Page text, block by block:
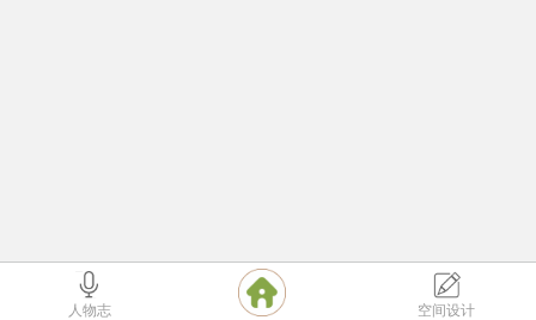
人物志 空间设计